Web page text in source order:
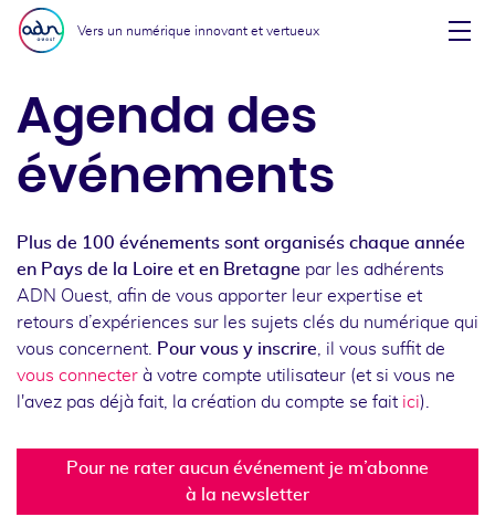
Aller au menu
Aller au contenu
Vers un numérique innovant et vertueux
Agenda des
événements
Plus de 100 événements sont organisés chaque année
en Pays de la Loire et en Bretagne par les adhérents
ADN Ouest, afin de vous apporter leur expertise et
retours d’expériences sur les sujets clés du numérique qui
vous concernent.
Pour vous y inscrire , il vous suffit de
vous connecter à votre compte utilisateur (et si vous ne
l'avez pas déjà fait, la création du compte se fait ici).
Pour ne rater aucun événement je m’abonne
à la newsletter